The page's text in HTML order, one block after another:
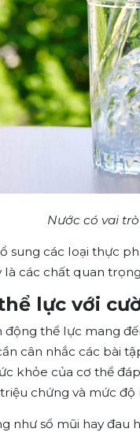
Nước có vai
sung các loại thực
là các chất quan
lực với
động thể lực mang
cân nhắc các bài
khỏe của cơ thể
chứng và mức
như sổ mũi hay